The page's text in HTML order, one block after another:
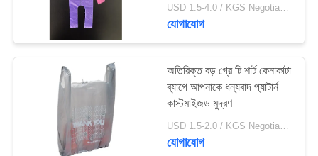
যোগাযোগ
অতিরিক্ত বড় গ্রে টি শার্ট কেনাকাটা
ব্যাগে আপনাকে ধন্যবাদ প্যাটার্ন
কাস্টমাইজড মুদ্রণ
USD 1.5-2.0 / KGS Negotiable MOQ:1000KGS
যোগাযোগ